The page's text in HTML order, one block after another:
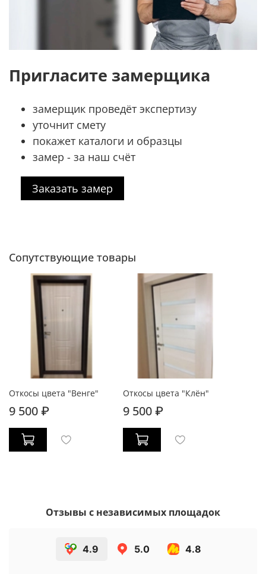
Пригласите замерщика
замерщик проведёт экспертизу
уточнит смету
покажет каталоги и образцы
замер - за наш счёт
Заказать замер
Сопутствующие товары
Откосы цвета "Венге"
9 500 ₽
Откосы цвета "Клён"
9 500 ₽
Отзывы с независимых площадок
4.9 5.0 4.8